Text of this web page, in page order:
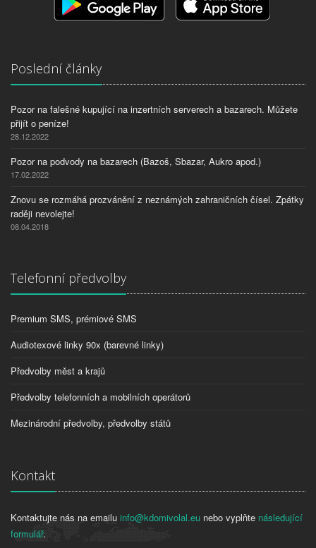
Poslední články
Pozor na falešné kupující na inzertních serverech a bazarech. Můžete
přijít o peníze!
28.12.2022
Pozor na podvody na bazarech (Bazoš, Sbazar, Aukro apod.)
17.02.2022
Znovu se rozmáhá prozvánění z neznámých zahraničních čísel. Zpátky
raději nevolejte!
08.04.2018
Telefonní předvolby
Premium SMS, prémiové SMS
Audiotexové linky 90x (barevné linky)
Předvolby měst a krajů
Předvolby telefonních a mobilních operátorů
Mezinárodní předvolby, předvolby států
Kontakt
Kontaktujte nás na emailu info@kdomivolal.eu nebo vyplňte následující
formulář.